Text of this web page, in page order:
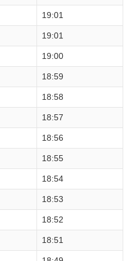
19:01
19:01
19:00
18:59
18:58
18:57
18:56
18:55
18:54
18:53
18:52
18:51